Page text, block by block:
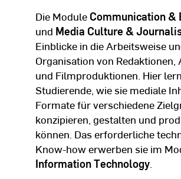
Die Module Communication &
und Media Culture &
Einblicke in die Arbeitsweise
Organisation von Redaktionen,
und Filmproduktionen. Hier
Studierende, wie sie mediale
Formate für verschiedene
konzipieren, gestalten und
können. Das erforderliche
Know-how erwerben sie im
Information Technology